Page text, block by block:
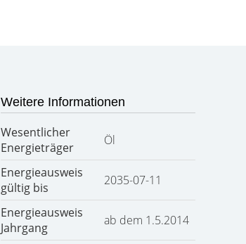
Weitere Informationen
Wesentlicher
Energieträger
Öl
Energieausweis
gültig bis
2035-07-11
Energieausweis
Jahrgang
ab dem 1.5.2014